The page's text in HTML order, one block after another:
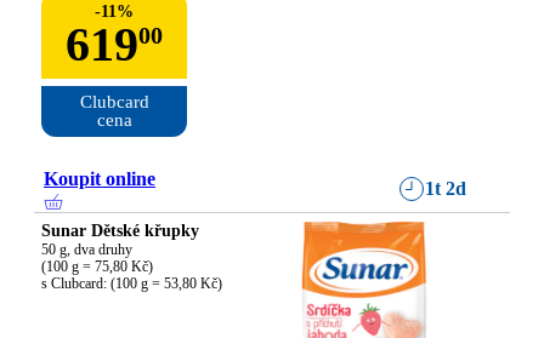
-11%
61900
Clubcard
cena
Koupit online 1t 2d
Sunar Dětské křupky
50 g, dva druhy
(100 g = 75,80 Kč)
s Clubcard: (100 g = 53,80 Kč)